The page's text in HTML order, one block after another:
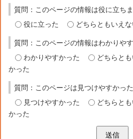
質問：このページの情報は役に立ち
役に立った
どちらともいえ
質問：このページの情報はわかりや
わかりやすかった
どちらと
かった
質問：このページは見つけやすかっ
見つけやすかった
どちらと
かった
送信